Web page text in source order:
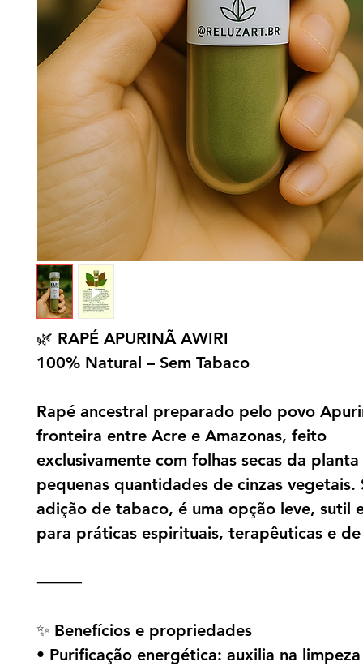
🌿 RAPÉ APURINÃ AWIRI
100% Natural – Sem Tabaco
Rapé ancestral preparado pelo povo
fronteira entre Acre e Amazonas, feito
exclusivamente com folhas secas da
pequenas quantidades de cinzas vegetais.
adição de tabaco, é uma opção leve, sutil
para práticas espirituais, terapêuticas e
⸻
✨ Benefícios e propriedades
• Purificação energética: auxilia na